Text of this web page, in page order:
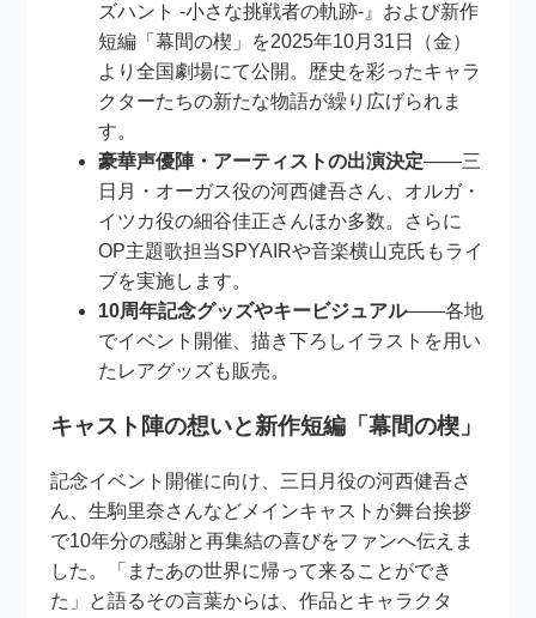
ズハント -小さな挑戦者の軌跡-』および新作
短編「幕間の楔」を2025年10月31日（金）
より全国劇場にて公開。歴史を彩ったキャラ
クターたちの新たな物語が繰り広げられま
す。
豪華声優陣・アーティストの出演決定――三
日月・オーガス役の河西健吾さん、オルガ・
イツカ役の細谷佳正さんほか多数。さらに
OP主題歌担当SPYAIRや音楽横山克氏もライ
ブを実施します。
10周年記念グッズやキービジュアル――各地
でイベント開催、描き下ろしイラストを用い
たレアグッズも販売。
キャスト陣の想いと新作短編「幕間の楔」
記念イベント開催に向け、三日月役の河西健吾さ
ん、生駒里奈さんなどメインキャストが舞台挨拶
で10年分の感謝と再集結の喜びをファンへ伝えま
した。「またあの世界に帰って来ることができ
た」と語るその言葉からは、作品とキャラクタ